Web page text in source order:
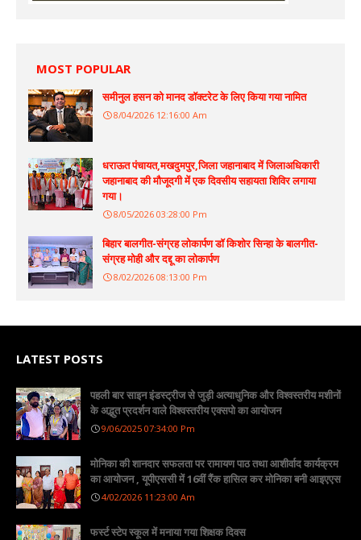
MOST POPULAR
समीनुल हसन को मानद डॉक्टरेट के लिए किया गया नामित
8/04/2026 12:16:00 Am
धराऊत पंचायत,मखदुमपुर,जिला जहानाबाद में जिलाअधिकारी
जहानाबाद की मौजूदगी में एक दिवसीय सहायता शिविर लगाया
गया।
8/05/2026 03:28:00 Pm
बिहार बालगीत-संग्रह लोकार्पण डॉ किशोर सिन्हा के बालगीत-
संग्रह मोही और दद्दू का लोकार्पण
8/02/2026 08:13:00 Pm
LATEST POSTS
पहली बार साइन इंडस्ट्रीज से जुड़ी अत्याधुनिक और विश्वस्तरीय मशीनों
के अद्भुत प्रदर्शन वाले विश्वस्तरीय एक्सपो का आयोजन
9/06/2025 07:34:00 Pm
मोनिका की शानदार सफलता पर रामायण पाठ तथा आशीर्वाद कार्यक्रम
का आयोजन , यूपीएससी में 16वीं रैंक हासिल कर मोनिका बनी आइएएस
4/02/2026 11:23:00 Am
फर्स्ट स्टेप स्कूल में मनाया गया शिक्षक दिवस